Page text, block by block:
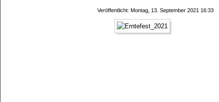
Veröffentlicht: Montag, 13. September 2021 16:33